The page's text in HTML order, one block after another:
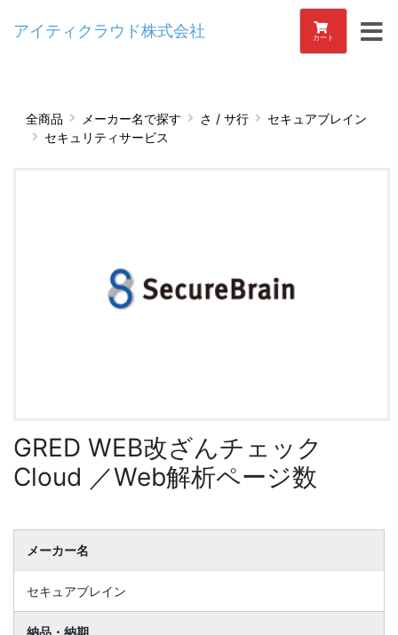
アイティクラウド株式会社 カート
全商品 メーカー名で探す さ / サ行
セキュアブレイン
セキュリティサービス
GRED WEB改ざんチェック
Cloud ／Web解析ページ数
メーカー名
セキュアブレイン
納品・納期